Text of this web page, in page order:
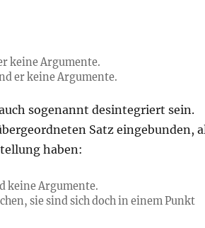
keine Argumente.
er keine Argumente.
sogenannt desintegriert sein.
Satz eingebunden,
haben:
keine Argumente.
sie sind sich doch in einem Punkt